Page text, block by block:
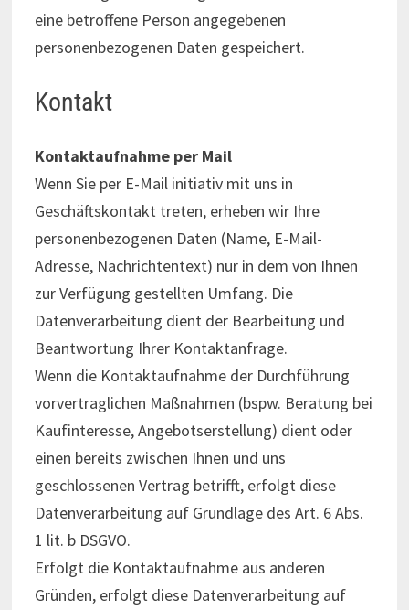
eine betroffene Person angegebenen
personenbezogenen Daten gespeichert.
Kontakt
Kontaktaufnahme per Mail
Wenn Sie per E-Mail initiativ mit uns in
Geschäftskontakt treten, erheben wir Ihre
personenbezogenen Daten (Name, E-Mail-
Adresse, Nachrichtentext) nur in dem von Ihnen
zur Verfügung gestellten Umfang. Die
Datenverarbeitung dient der Bearbeitung und
Beantwortung Ihrer Kontaktanfrage.
Wenn die Kontaktaufnahme der Durchführung
vorvertraglichen Maßnahmen (bspw. Beratung bei
Kaufinteresse, Angebotserstellung) dient oder
einen bereits zwischen Ihnen und uns
geschlossenen Vertrag betrifft, erfolgt diese
Datenverarbeitung auf Grundlage des Art. 6 Abs.
1 lit. b DSGVO.
Erfolgt die Kontaktaufnahme aus anderen
Gründen, erfolgt diese Datenverarbeitung auf